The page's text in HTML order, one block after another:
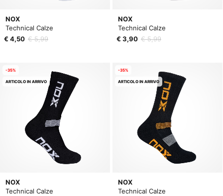
NOX
Technical Calze
€ 4,50 € 5,99
NOX
Technical Calze
€ 3,90 € 5,99
NOX
Technical Calze
-35%
ARTICOLO IN ARRIVO
NOX
Technical Calze
-35%
ARTICOLO IN ARRIVO